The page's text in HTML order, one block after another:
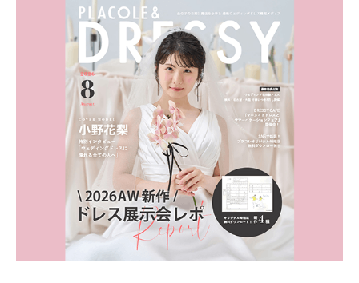
内容：特典金額・条件・応募方法・注意点 「どこが
一番お得？」「プラコレの特典は？」といった疑問も
解決します。 まずは診断で候補を絞れる「ウェディ
ング診断」か、体験型 […]
続きを読む